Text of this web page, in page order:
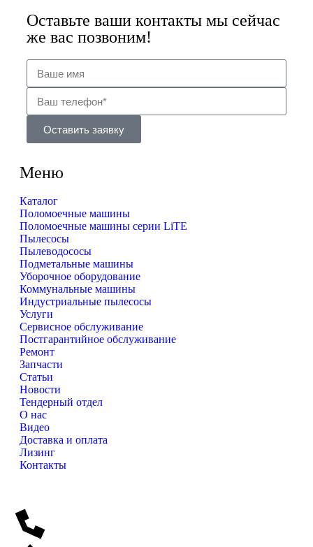
Меню
Каталог
Поломоечные машины
Поломоечные машины серии LiTE
Пылесосы
Пылеводососы
Подметальные машины
Уборочное оборудование
Коммунальные машины
Индустриальные пылесосы
Услуги
Сервисное обслуживание
Постгарантийное обслуживание
Ремонт
Запчасти
Статьи
Новости
Тендерный отдел
О нас
Видео
Доставка и оплата
Лизинг
Контакты
Оставьте ваши контакты мы сейчас
же вас позвоним!
Оставить заявку
VinnerMyer